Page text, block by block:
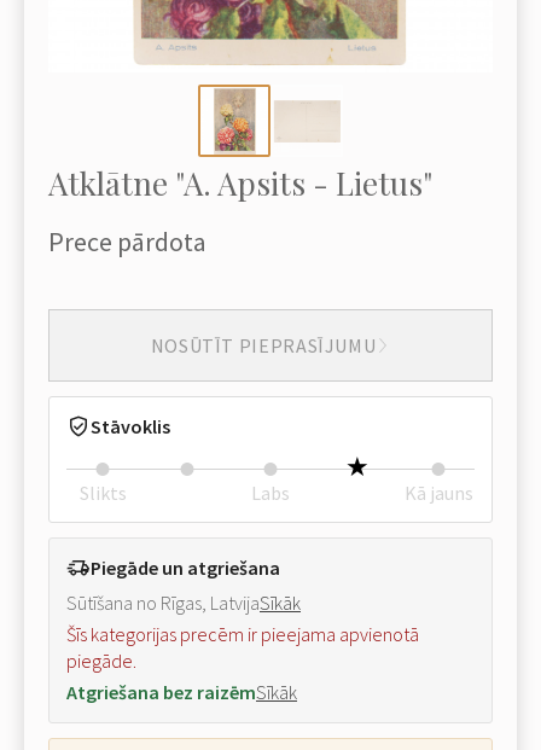
Atklātne "A. Apsits - Lietus"
Prece pārdota
NOSŪTĪT PIEPRASĪJUMU
Stāvoklis
Slikts Labs Kā jauns
Piegāde un atgriešana
Sūtīšana no Rīgas, LatvijaSīkāk
Šīs kategorijas precēm ir pieejama apvienotā
piegāde.
Atgriešana bez raizēmSīkāk